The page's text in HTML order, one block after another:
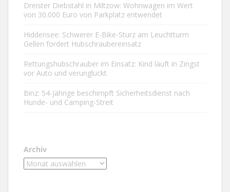
Dreister Diebstahl in Miltzow: Wohnwagen im Wert
von 30.000 Euro von Parkplatz entwendet
Hiddensee: Schwerer E-Bike-Sturz am Leuchtturm
Gellen fordert Hubschraubereinsatz
Rettungshubschrauber im Einsatz: Kind läuft in Zingst
vor Auto und verunglückt
Binz: 54-Jährige beschimpft Sicherheitsdienst nach
Hunde- und Camping-Streit
Archiv